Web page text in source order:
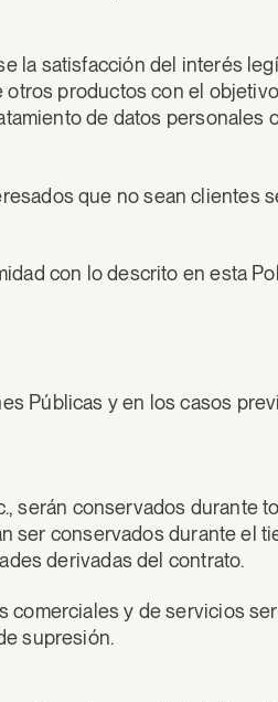
la satisfacción del interés
productos con el
de datos personales
que no sean clientes
con lo descrito en esta
Públicas y en los casos
serán conservados durante
ser conservados durante el
derivadas del contrato.
comerciales y de servicios
supresión.